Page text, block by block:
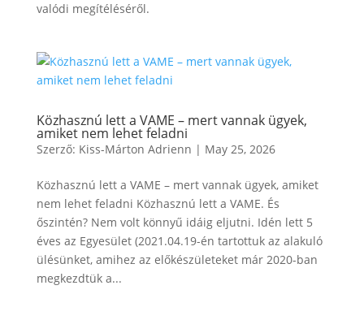
valódi megítéléséről.
Közhasznú lett a VAME – mert vannak ügyek,
amiket nem lehet feladni
Szerző: Kiss-Márton Adrienn | May 25, 2026
Közhasznú lett a VAME – mert vannak ügyek, amiket
nem lehet feladni Közhasznú lett a VAME. És
őszintén? Nem volt könnyű idáig eljutni. Idén lett 5
éves az Egyesület (2021.04.19-én tartottuk az alakuló
ülésünket, amihez az előkészületeket már 2020-ban
megkezdtük a...